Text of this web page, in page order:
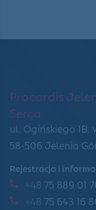
Procordis
Serca
ul. Ogińskiego 1B,
58-506 Jelenia
Rejestracja i
+48 75 889 01
+48 75 643 16